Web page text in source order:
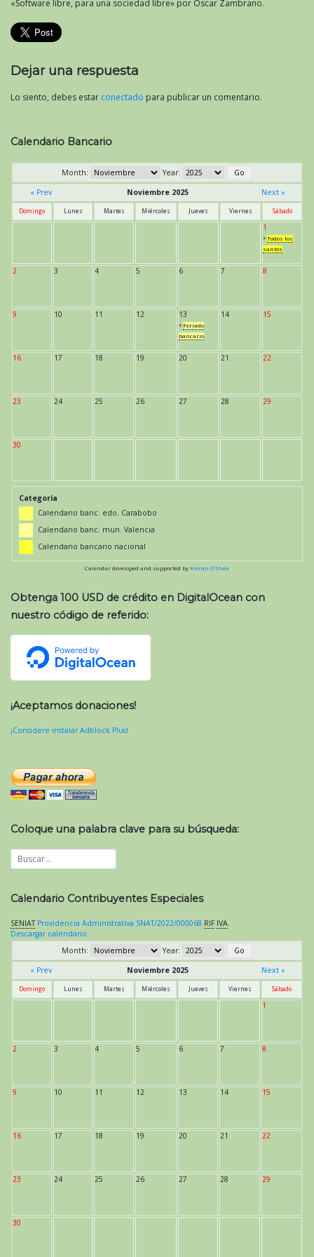
«Software libre, para una sociedad libre» por Oscar Zambrano.
Dejar una respuesta
Lo siento, debes estar conectado para publicar un comentario.
Calendario Bancario
Month:
Year:
« Prev
Noviembre 2025 Next »
Domingo Lunes Martes Miércoles Jueves Viernes Sábado
1
* Todos los
santos
2 3 4 5 6 7 8
9 10 11 12 13
* Feriado
bancario
14 15
16 17 18 19 20 21 22
23 24 25 26 27 28 29
30
Categoría
Calendario banc. edo. Carabobo
Calendario banc. mun. Valencia
Calendario bancario nacional
Calendar developed and supported by Kieran O'Shea
Obtenga 100 USD de crédito en DigitalOcean con
nuestro código de referido:
¡Aceptamos donaciones!
¡Considere instalar Adblock Plus!
Coloque una palabra clave para su búsqueda:
Calendario Contribuyentes Especiales
SENIAT Providencia Administrativa SNAT/2022/000068 RIF IVA
Descargar calendario
Month:
Year:
« Prev
Noviembre 2025 Next »
Domingo Lunes Martes Miércoles Jueves Viernes Sábado
1
2 3 4 5 6 7 8
9 10 11 12 13 14 15
16 17 18 19 20 21 22
23 24 25 26 27 28 29
30